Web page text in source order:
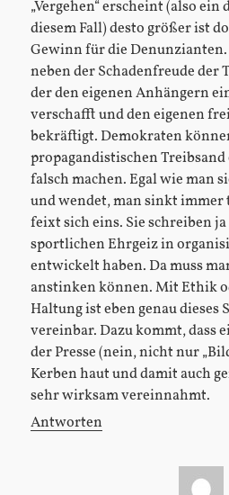
„Vergehen“ erscheint (also
diesem Fall) desto größer ist
Gewinn für die Denunzianten.
neben der Schadenfreude
der den eigenen Anhängern
verschafft und den eigenen
bekräftigt. Demokraten
propagandistischen
falsch machen. Egal wie man
und wendet, man sinkt
feixt sich eins. Sie schreiben
sportlichen Ehrgeiz in
entwickelt haben. Da muss
anstinken können. Mit Ethik
Haltung ist eben genau dieses
vereinbar. Dazu kommt, dass
der Presse (nein, nicht nur
Kerben haut und damit auch
sehr wirksam vereinnahmt.
Antworten